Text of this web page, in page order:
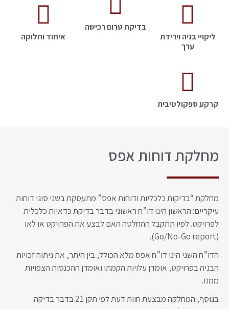
ליקויי בניה וירידת
ערך
בדיקת טרום רכישה
איחוד וחלוקה
קרקע ספקולטיבית
מחלקת דוחות אפס
מחלקת “בדיקות כלכליות ודוחות אפס” מתעסקת בשני סוגי דוחות
עיקריים: הראשון הינו דו”ח ראשוני בדבר בדיקת כדאיות כלכלית
לפרויקט. לפיו תתקבל ההחלטה האם לבצע את הפרויקט או לאו
(Go/No-Go report).
הדו”ח השני הינו דו”ח אפס מלא הכולל, בין היתר, את ניתוח זכויות
הבניה בפרויקט, אומדן עלויות הקמתו ואומדן ההכנסות הצפויות
ממנו.​
בנוסף, המחלקה מבצעת חוות דעת לפי תקן 21 בדבר בדיקה